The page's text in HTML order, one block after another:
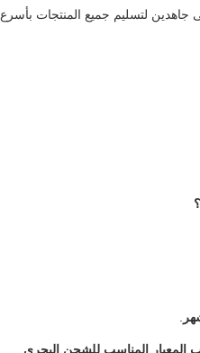
لتسليم جميع المنتجات
المعيار المناسب للشحن البحري